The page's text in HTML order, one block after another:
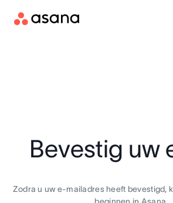
Bevestig uw
Zodra u uw e-mailadres heeft bevestigd,